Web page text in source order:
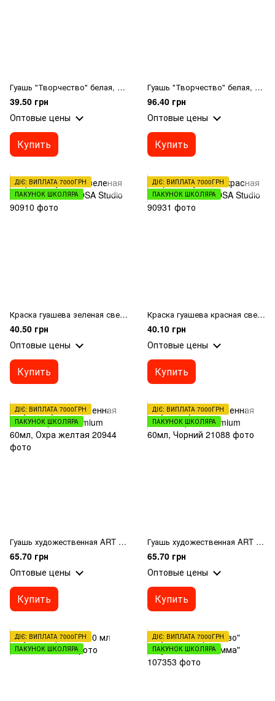
Гуашь "Творчество" белая, 40мл
39.50 грн
Оптовые цены
Купить
Гуашь "Творчество" белая, 100мл
96.40 грн
Оптовые цены
Купить
ДІЄ: ВИПЛАТА 7000ГРН
ПАКУНОК ШКОЛЯРА
Краска гуашева зеленая светлая 20мл, ROSA Studio
40.50 грн
Оптовые цены
Купить
ДІЄ: ВИПЛАТА 7000ГРН
ПАКУНОК ШКОЛЯРА
Краска гуашева красная светлая 20мл, ROSA Studio
40.10 грн
Оптовые цены
Купить
ДІЄ: ВИПЛАТА 7000ГРН
ПАКУНОК ШКОЛЯРА
Гуашь художественная ART Kompozit Premium 60мл, Охра желтая
65.70 грн
Оптовые цены
Купить
ДІЄ: ВИПЛАТА 7000ГРН
ПАКУНОК ШКОЛЯРА
Гуашь художественная ART Kompozit Premium 60мл, Чорний
65.70 грн
Оптовые цены
Купить
ДІЄ: ВИПЛАТА 7000ГРН
ПАКУНОК ШКОЛЯРА
ДІЄ: ВИПЛАТА 7000ГРН
ПАКУНОК ШКОЛЯРА